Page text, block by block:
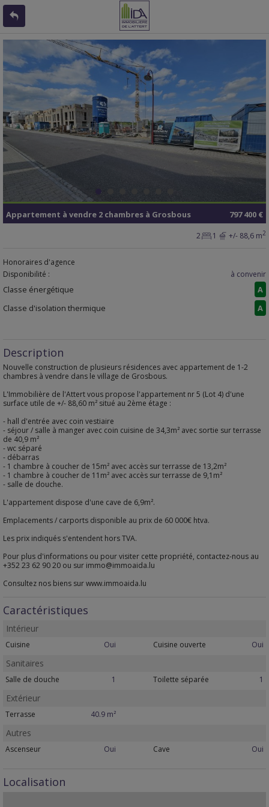
797 400 €
Appartement à vendre 2 chambres à Grosbous
2 1 +/- 88,6 m2
Honoraires d'agence
Disponibilité :
à convenir
Classe énergétique
A
Classe d'isolation thermique
A
Description
Nouvelle construction de plusieurs résidences avec appartement de 1-2
chambres à vendre dans le village de Grosbous.
L'Immobilière de l'Attert vous propose l'appartement nr 5 (Lot 4) d'une
surface utile de +/- 88,60 m² situé au 2ème étage :
- hall d'entrée avec coin vestiaire
- séjour / salle à manger avec coin cuisine de 34,3m² avec sortie sur terrasse
de 40,9 m²
- wc séparé
- débarras
- 1 chambre à coucher de 15m² avec accès sur terrasse de 13,2m²
- 1 chambre à coucher de 11m² avec accès sur terrasse de 9,1m²
- salle de douche.
L'appartement dispose d'une cave de 6,9m².
Emplacements / carports disponible au prix de 60 000€ htva.
Les prix indiqués s'entendent hors TVA.
Pour plus d'informations ou pour visiter cette propriété, contactez-nous au
+352 23 62 90 20 ou sur immo@immoaida.lu
Consultez nos biens sur www.immoaida.lu
Caractéristiques
Intérieur
Cuisine Oui Cuisine ouverte Oui
Sanitaires
Salle de douche 1 Toilette séparée 1
Extérieur
Terrasse 40.9 m²
Autres
Ascenseur Oui Cave Oui
Localisation